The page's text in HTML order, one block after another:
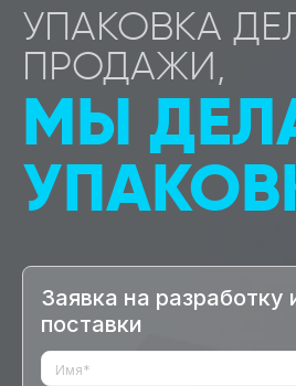
УПАКОВКА
ПРОДАЖИ,
МЫ
Заявка на разработку
поставки